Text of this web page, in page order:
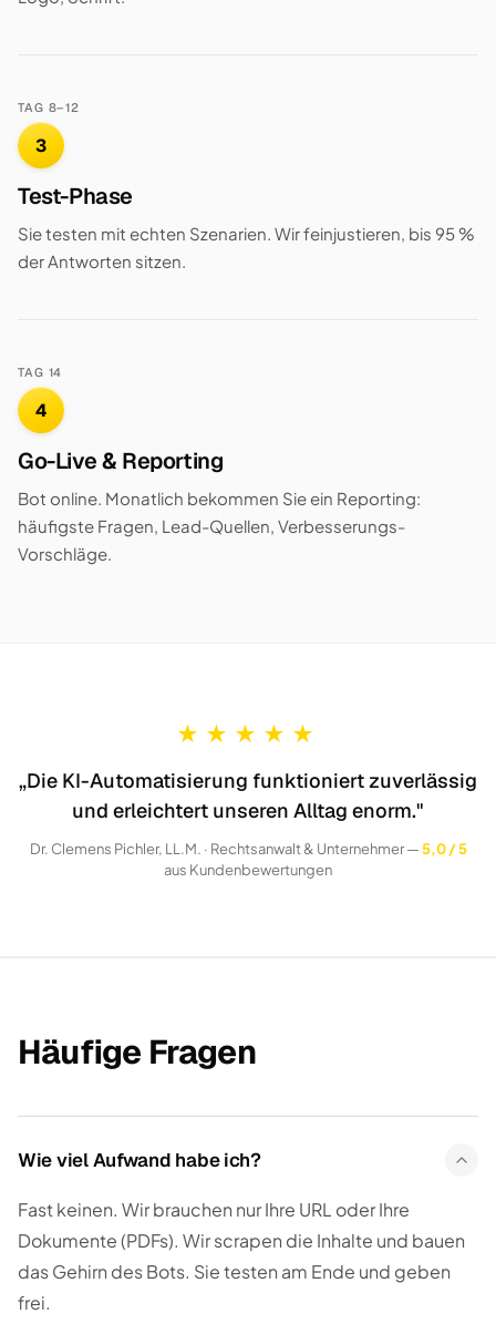
TAG 8–12
3
Test-Phase
Sie testen mit echten Szenarien. Wir feinjustieren, bis 95 %
der Antworten sitzen.
TAG 14
4
Go-Live & Reporting
Bot online. Monatlich bekommen Sie ein Reporting:
häufigste Fragen, Lead-Quellen, Verbesserungs-
Vorschläge.
★ ★ ★ ★ ★
„Die KI-Automatisierung funktioniert zuverlässig
und erleichtert unseren Alltag enorm."
Dr. Clemens Pichler, LL.M. · Rechtsanwalt & Unternehmer —5,0 / 5
aus Kundenbewertungen
Häufige Fragen
Wie viel Aufwand habe ich?
Fast keinen. Wir brauchen nur Ihre URL oder Ihre
Dokumente (PDFs). Wir scrapen die Inhalte und bauen
das Gehirn des Bots. Sie testen am Ende und geben
frei.